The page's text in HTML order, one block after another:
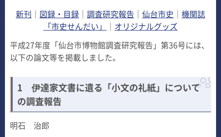
新刊 ｜ 図録・目録 ｜ 調査研究報告 ｜ 仙台市史 ｜ 機関誌
「市史せんだい」
｜ オリジナルグッズ
平成27年度「仙台市博物館調査研究報告」第36号には、
以下の論文等を掲載しました。
1 伊達家文書に遺る「小文の礼紙」について
の調査報告
明石 治郎